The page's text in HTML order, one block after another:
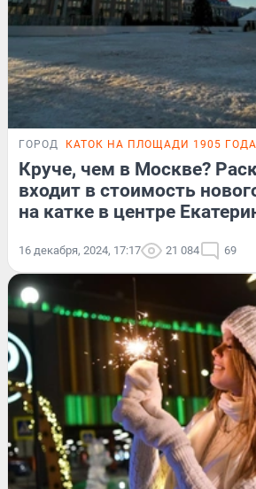
ГОРОД КАТОК НА ПЛОЩАДИ 1905 ГОДА
Круче, чем в Москве?
входит в стоимость
на катке в центре
16 декабря, 2024, 17:17 21 084 69